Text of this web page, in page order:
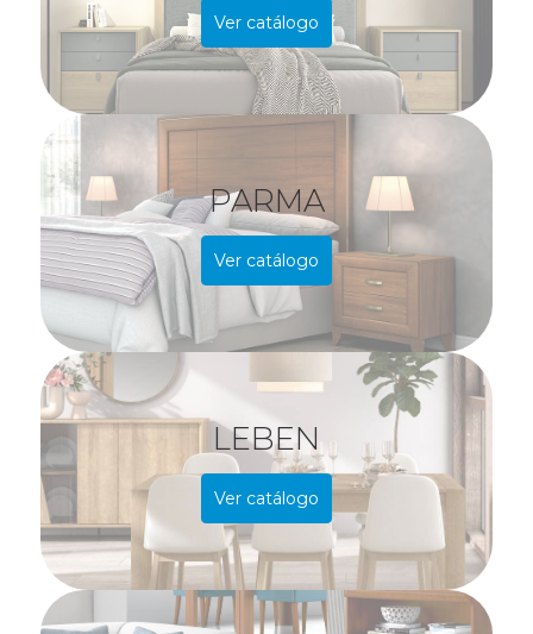
Ver catálogo
PARMA
Ver catálogo
LEBEN
Ver catálogo